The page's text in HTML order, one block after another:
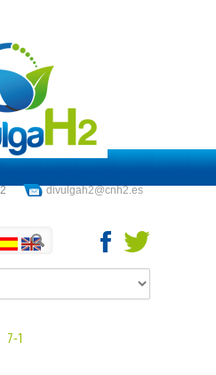
divulgah2@cnh2.es
7-1